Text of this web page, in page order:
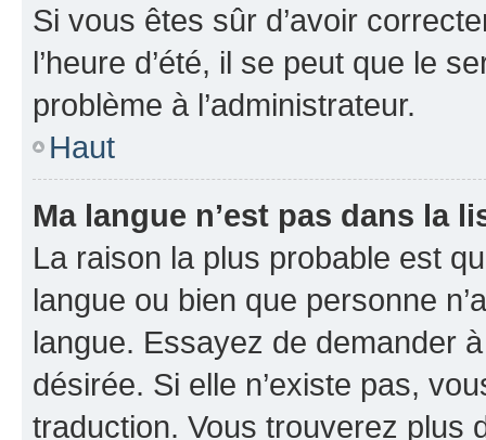
Si vous êtes sûr d’avoir
l’heure d’été, il se peut que le
problème à l’administrateur.
Haut
Ma langue n’est pas dans la
La raison la plus probable est
langue ou bien que personne
langue. Essayez de demander
désirée. Si elle n’existe pas,
traduction. Vous trouverez plus